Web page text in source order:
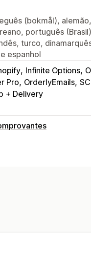
(bokmål),
português
turco,
espanhol
Infinite Options
Pro OrderlyEmails
+ Delivery